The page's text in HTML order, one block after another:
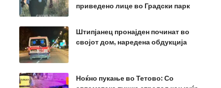
приведено лице во Градски парк
Штипјанец пронајден починат во
својот дом, наредена обдукција
Ноќно пукање во Тетово: Со